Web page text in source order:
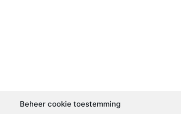
Beheer cookie toestemming